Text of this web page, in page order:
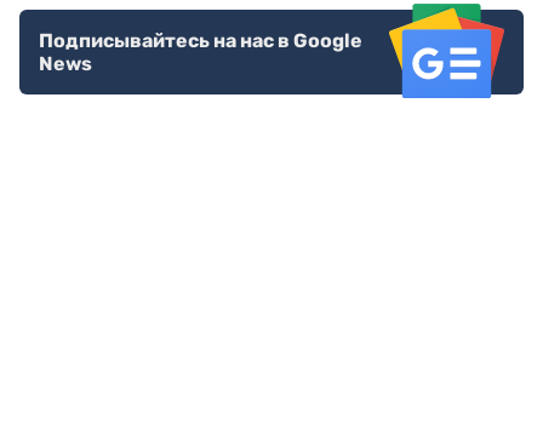
Подписывайтесь на нас в Google
News